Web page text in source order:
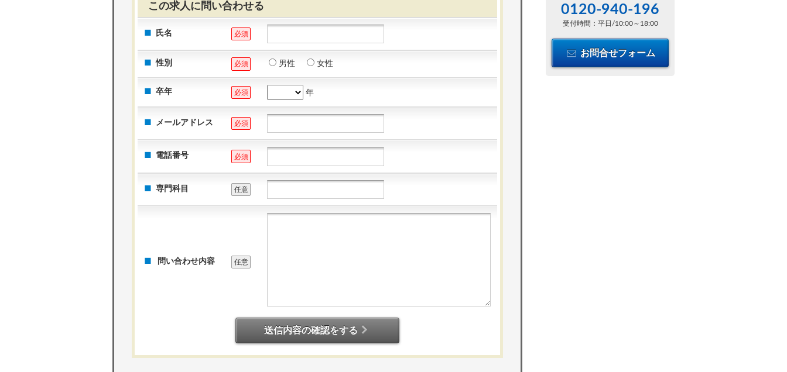
この求人に問い合わせる
氏名 必須
性別 必須 男性 女性
卒年 必須 年
メールアドレス 必須
電話番号 必須
専門科目 任意
問い合わせ内容 任意
送信内容の確認をする
0120-940-196
受付時間：平日/10:00～18:00
お問合せフォーム